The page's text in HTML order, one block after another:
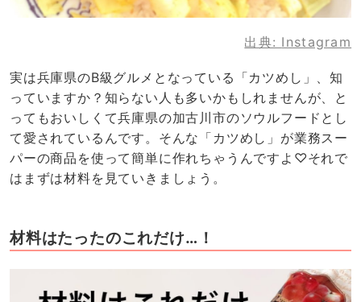
出典: Instagram
実は兵庫県のB級グルメとなっている「カツめし」、知
っていますか？知らない人も多いかもしれませんが、と
ってもおいしくて兵庫県の加古川市のソウルフードとし
て愛されているんです。そんな「カツめし」が業務スー
パーの商品を使って簡単に作れちゃうんですよ♡それで
はまずは材料を見ていきましょう。
材料はたったのこれだけ…！